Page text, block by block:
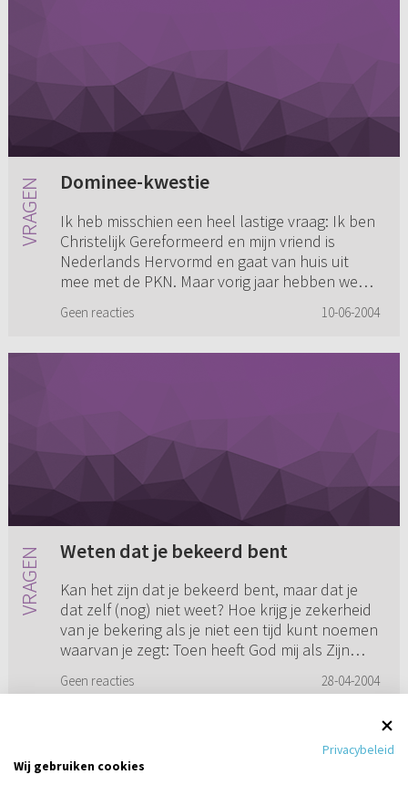
Dominee-kwestie
Ik heb misschien een heel lastige vraag: Ik ben
Christelijk Gereformeerd en mijn vriend is
Nederlands Hervormd en gaat van huis uit
mee met de PKN. Maar vorig jaar hebben we
Geen reacties 10-06-2004
Weten dat je bekeerd bent
Kan het zijn dat je bekeerd bent, maar dat je
dat zelf (nog) niet weet? Hoe krijg je zekerheid
van je bekering als je niet een tijd kunt noemen
waarvan je zegt: Toen heeft God mij als Zijn
Geen reacties 28-04-2004
Privacybeleid
Wij gebruiken cookies